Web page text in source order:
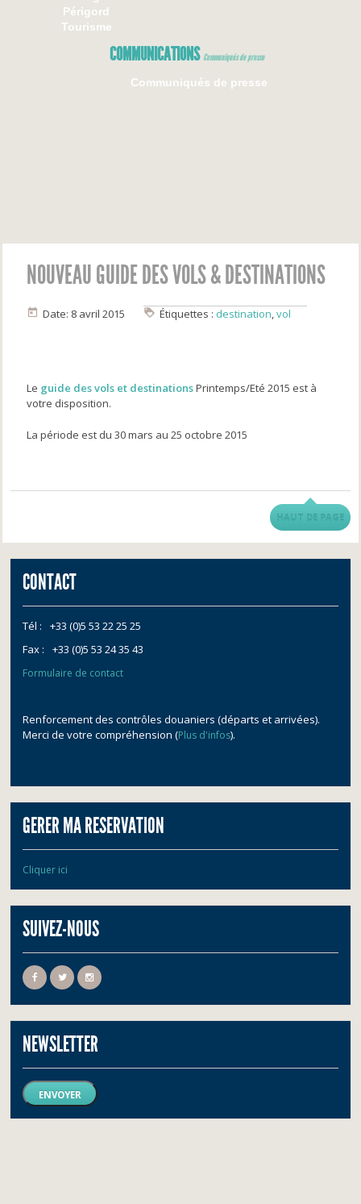
Périgord
Tourisme
COMMUNICATIONS Communiqués de presse
Communiqués de presse
NOUVEAU GUIDE DES VOLS & DESTINATIONS
Date: 8 avril 2015 Étiquettes : destination,vol
Le guide des vols et destinationsPrintemps/Eté 2015 est à
votre disposition.
La période est du 30 mars au 25 octobre 2015
HAUT DE PAGE
CONTACT
Tél :
+33 (0)5 53 22 25 25
Fax :
+33 (0)5 53 24 35 43
Formulaire de contact
Renforcement des contrôles douaniers (départs et arrivées).
Merci de votre compréhension (Plus d'infos).
GERER MA RESERVATION
Cliquer ici
SUIVEZ-NOUS
NEWSLETTER
ENVOYER